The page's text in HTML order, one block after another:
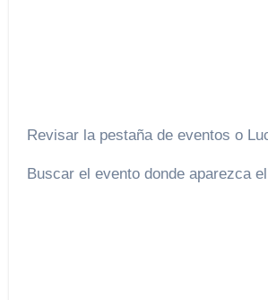
Revisar la pestaña de eventos o
Buscar el evento donde aparezca